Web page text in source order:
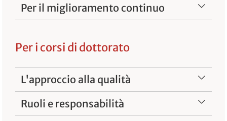
Per il miglioramento continuo
Per i corsi di dottorato
L'approccio alla qualità
Ruoli e responsabilità